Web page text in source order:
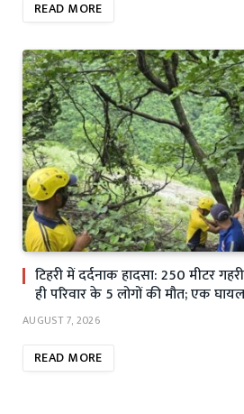
READ MORE
टिहरी में दर्दनाक हादसा: 250 मीटर
ही परिवार के 5 लोगों की मौत; एक
AUGUST 7, 2026
READ MORE